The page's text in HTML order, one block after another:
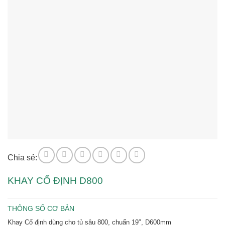
Chia sẻ:
KHAY CỐ ĐỊNH D800
THÔNG SỐ CƠ BẢN
Khay Cố định dùng cho tủ sâu 800, chuẩn 19″, D600mm